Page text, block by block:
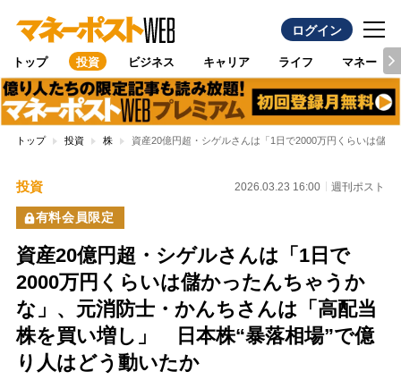
ログイン
トップ 投資 ビジネス キャリア ライフ マネー
トップ 投資 株 資産20億円超・シゲルさんは「1日で2000万円くらいは儲
投資 2026.03.23 16:00 週刊ポスト
有料会員限定
資産20億円超・シゲルさんは「1日で
2000万円くらいは儲かったんちゃうか
な」、元消防士・かんちさんは「高配当
株を買い増し」 日本株“暴落相場”で億
り人はどう動いたか